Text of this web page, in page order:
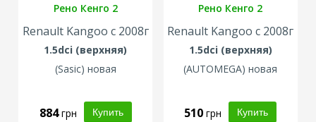
Рено Кенго 2
Renault Kangoo с 2008г
1.5dci (верхняя)
(Sasic) новая
884грн
Рено Кенго 2
Renault Kangoo с 2008г
1.5dci (верхняя)
(AUTOMEGA) новая
510грн